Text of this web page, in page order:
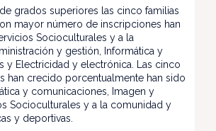
grados superiores las cinco familias
mayor número de inscripciones han
Socioculturales y a la
y gestión, Informática y
y Electricidad y electrónica. Las cinco
han crecido porcentualmente han sido
y comunicaciones, Imagen y
Socioculturales y a la comunidad y
y deportivas.